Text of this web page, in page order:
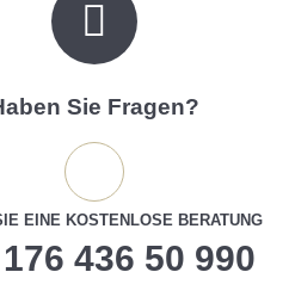
Sie Fragen?
EINE KOSTENLOSE BERATUNG
436 50 990